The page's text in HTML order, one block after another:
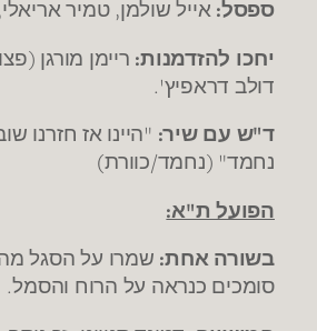
ספסל:אייל שולמן, טמיר
יחכו להזדמנות: ריימן מורגן
דולב דראפיץ'.
ד"ש עם שיר: "היינו אז חזרנו
נחמד" (נחמד/כוורת)
הפועל ת"א:
בשורה אחת: שמרו על הסגל
סומכים כנראה על הרוח והסמל.